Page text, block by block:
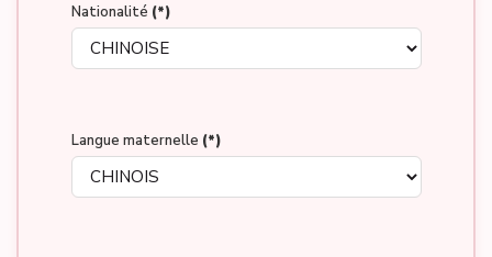
Nationalité (*)
Langue maternelle (*)